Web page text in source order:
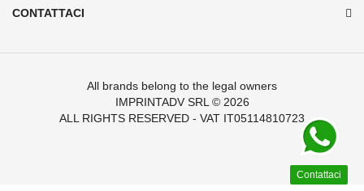
CONTATTACI
Contattaci
All brands belong to the legal owners
IMPRINTADV SRL © 2026
ALL RIGHTS RESERVED - VAT IT05114810723